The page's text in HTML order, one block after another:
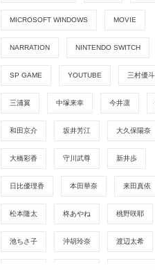
MICROSOFT WINDOWS MOVIE
NARRATION NINTENDO SWITCH
SP GAME YOUTUBE 三村優斗
三浦翼 中塚来幸 今井凛
和田京介 坂井芳江 大久保陽奈
大橋彩香 守川武尊 新井歩
日比優理香 本田華奈 来田真依
松本隆太 柊あやね 桃野咲耶
池ちさ子 沖胡玲奈 渡辺太希